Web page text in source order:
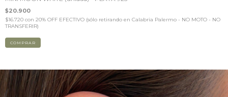
$20.900
$16.720 con 20% OFF EFECTIVO (sólo retirando en Calabria Palermo - NO MOTO - NO
TRANSFERIR)